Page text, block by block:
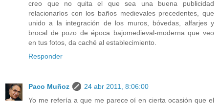
creo que no quita el que sea una buena publicidad
relacionarlos con los baños medievales precedentes, que
unido a la integración de los muros, bóvedas, alfarjes y
brocal de pozo de época bajomedieval-moderna que veo
en tus fotos, da caché al establecimiento.
Responder
Paco Muñoz
24 abr 2011, 8:06:00
Yo me refería a que me parece oí en cierta ocasión que el